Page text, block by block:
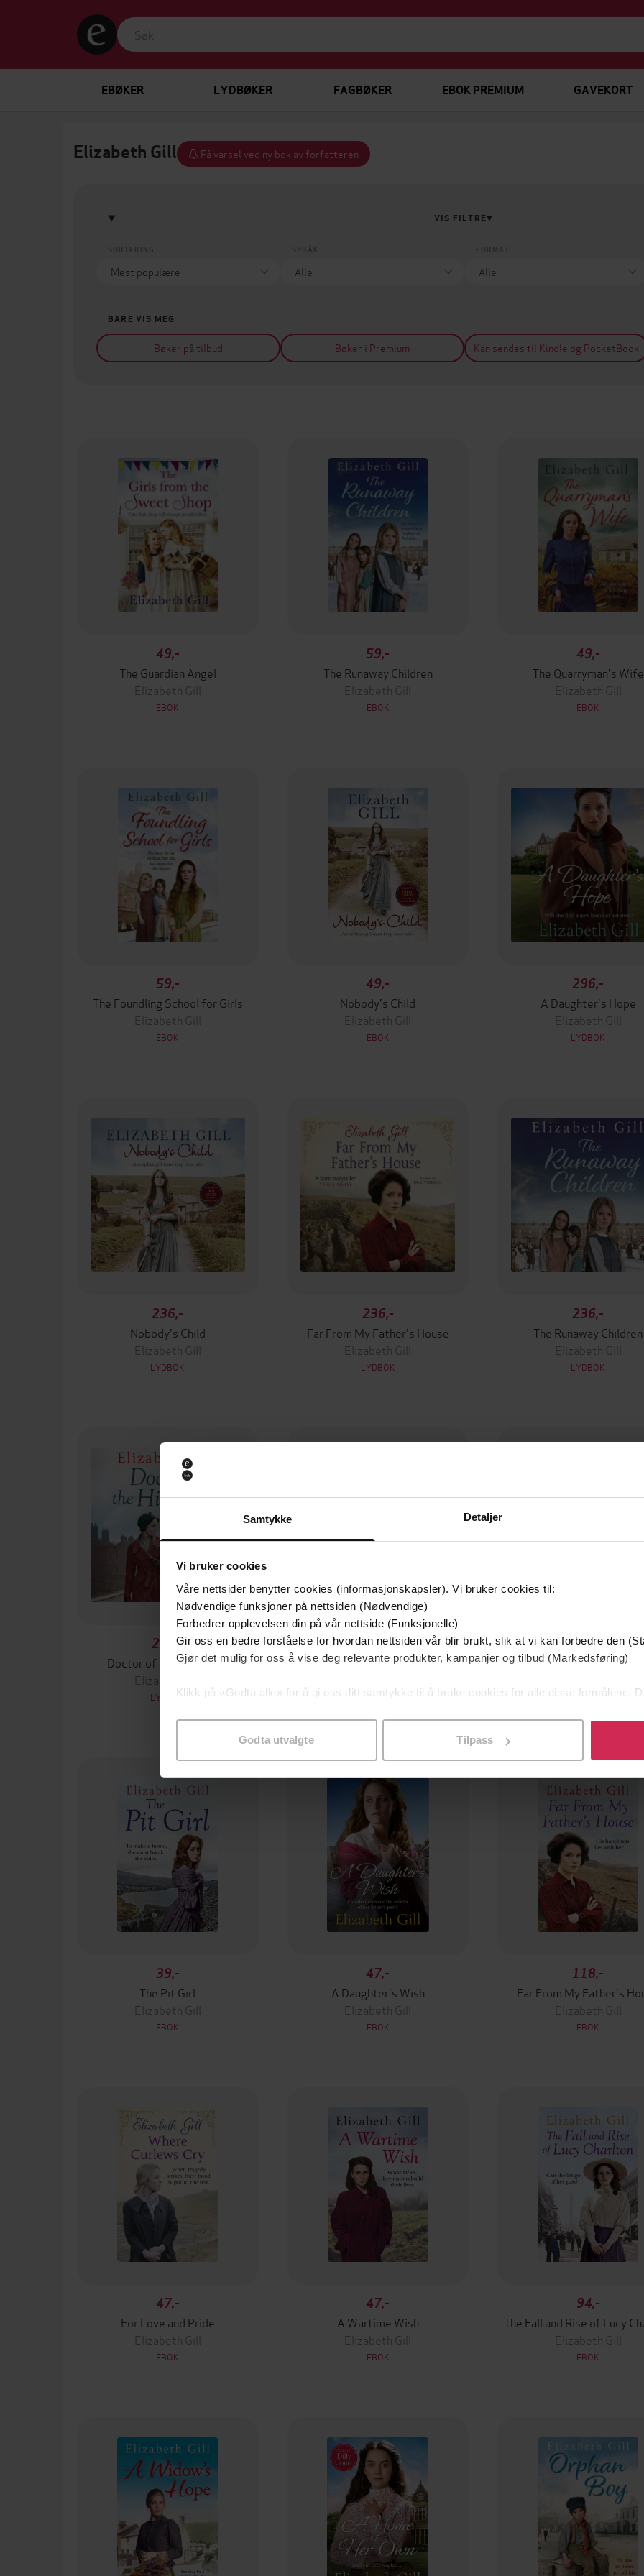
Samtykke Detaljer
Vi bruker cookies
Våre nettsider benytter cookies (informasjonskapsler). Vi bruker cookies til:
Nødvendige funksjoner på nettsiden (Nødvendige)
Forbedrer opplevelsen din på vår nettside (Funksjonelle)
Gir oss en bedre forståelse for hvordan nettsiden vår blir brukt, slik at vi kan forbedre den
Gjør det mulig for oss å vise deg relevante produkter, kampanjer og tilbud (Markedsføring)
Klikk på «Godta alle» for å gi oss ditt samtykke til å bruke cookies for alle disse formålene.
samtykke til spesifikke formål ved å klikke på «Tilpass». Du kan når som helst trekke
Godta utvalgte Tilpass
EBØKER LYDBØKER FAGBØKER EBOK PREMIUM GAVEKORT
Elizabeth Gill Få varsel ved ny bok av forfatteren
VIS FILTRE
BARE VIS MEG
Bøker på tilbud Bøker i Premium Kan sendes til Kindle og PocketBook
49,-
The Guardian Angel
Elizabeth Gill
EBOK
59,-
The Runaway Children
Elizabeth Gill
EBOK
49,-
The Quarryman's Wife
Elizabeth Gill
EBOK
59,-
The Foundling School for Girls
Elizabeth Gill
EBOK
49,-
Nobody's Child
Elizabeth Gill
EBOK
296,-
A Daughter's Hope
Elizabeth Gill
LYDBOK
236,-
Nobody's Child
Elizabeth Gill
LYDBOK
236,-
Far From My Father's House
Elizabeth Gill
LYDBOK
236,-
The Runaway Children
Elizabeth Gill
LYDBOK
236,-
Doctor of the High Fells
Elizabeth Gill
LYDBOK
236,-
The Miller's Daughter
LYDBOK
236,-
Miss Appleby's Academy
LYDBOK
39,-
The Pit Girl
Elizabeth Gill
EBOK
47,-
A Daughter's Wish
Elizabeth Gill
EBOK
118,-
Far From My Father's
Elizabeth Gill
EBOK
47,-
For Love and Pride
Elizabeth Gill
EBOK
47,-
A Wartime Wish
Elizabeth Gill
EBOK
94,-
The Fall and Rise of Lucy
Elizabeth Gill
EBOK